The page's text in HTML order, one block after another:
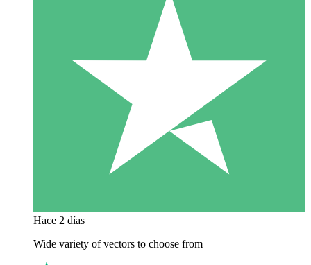
Hace 2 días
Wide variety of vectors to choose from